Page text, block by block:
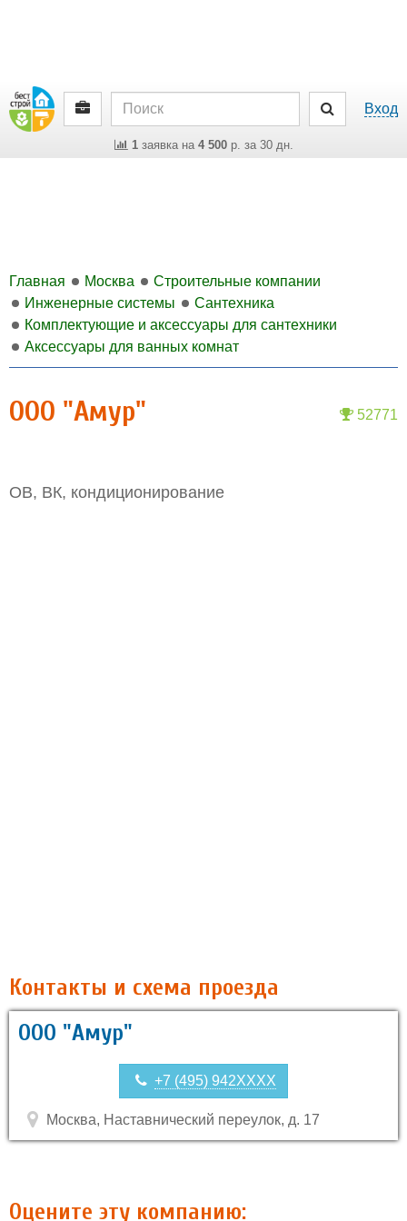
Вход
1заявка на 4 500р. за 30 дн.
Главная Москва
Строительные компании
Инженерные системы
Сантехника
Комплектующие и аксессуары для сантехники
Аксессуары для ванных комнат
52771
ООО "Амур"
ОВ, ВК, кондиционирование
Контакты и схема проезда
ООО "Амур"
+7 (495) 942XXXX
Москва, Наставнический переулок, д. 17
Оцените эту компанию: